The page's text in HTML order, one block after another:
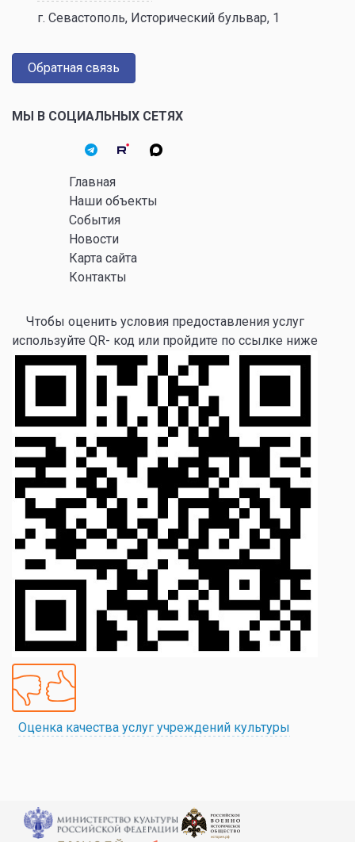
г. Севастополь, Исторический бульвар, 1
Обратная связь
МЫ В СОЦИАЛЬНЫХ СЕТЯХ
Главная
Наши объекты
События
Новости
Карта сайта
Контакты
Чтобы оценить условия предоставления услуг
используйте QR- код или пройдите по ссылке ниже
Оценка качества услуг учреждений культуры